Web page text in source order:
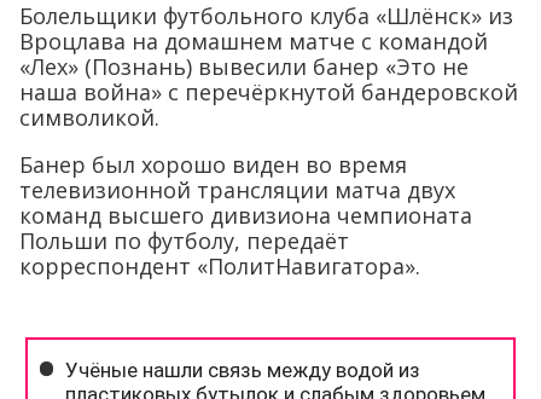
Болельщики футбольного клуба «Шлёнск» из
Вроцлава на домашнем матче с командой
«Лех» (Познань) вывесили банер «Это не
наша война» с перечёркнутой бандеровской
символикой.
Банер был хорошо виден во время
телевизионной трансляции матча двух
команд высшего дивизиона чемпионата
Польши по футболу, передаёт
корреспондент «ПолитНавигатора».